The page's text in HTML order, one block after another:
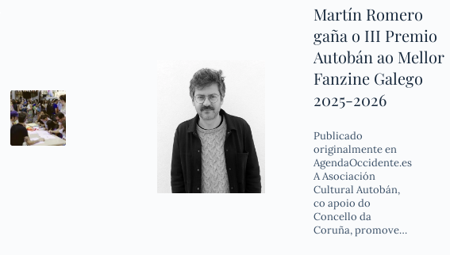
Martín Romero
gaña o III Premio
Autobán ao Mellor
Fanzine Galego
2025-2026
Publicado
originalmente en
AgendaOccidente.es
A Asociación
Cultural Autobán,
co apoio do
Concello da
Coruña, promove…